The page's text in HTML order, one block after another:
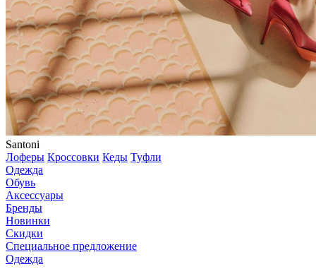
Santoni
Лоферы Кроссовки Кеды Туфли
Одежда
Обувь
Аксессуары
Бренды
Новинки
Скидки
Специальное предложение
Одежда